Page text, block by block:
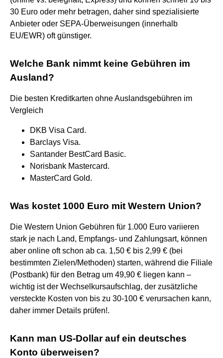
30 Euro oder mehr betragen, daher sind spezialisierte
Anbieter oder SEPA-Überweisungen (innerhalb
EU/EWR) oft günstiger.
Welche Bank nimmt keine Gebühren im
Ausland?
Die besten Kreditkarten ohne Auslandsgebühren im
Vergleich
DKB Visa Card.
Barclays Visa.
Santander BestCard Basic.
Norisbank Mastercard.
MasterCard Gold.
Was kostet 1000 Euro mit Western Union?
Die Western Union Gebühren für 1.000 Euro variieren
stark je nach Land, Empfangs- und Zahlungsart, können
aber online oft schon ab ca. 1,50 € bis 2,99 € (bei
bestimmten Zielen/Methoden) starten, während die Filiale
(Postbank) für den Betrag um 49,90 € liegen kann –
wichtig ist der Wechselkursaufschlag, der zusätzliche
versteckte Kosten von bis zu 30-100 € verursachen kann,
daher immer Details prüfen!.
Kann man US-Dollar auf ein deutsches
Konto überweisen?